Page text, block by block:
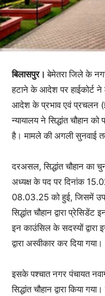
बिलासपुर।बेमेतरा जिले के
हटाने के आदेश पर हाईकोर्ट ने
आदेश के प्रभाव एवं प्रचलन
न्यायालय ने सिद्धांत चौहान
है। मामले की अगली सुनवाई
दरअसल, सिद्धांत चौहान का
अध्यक्ष के पद पर दिनांक
08.03.25 को हुई, जिसमें
सिद्धांत चौहान द्वारा
इन काउंसिल के सदस्यों द्वारा
द्वारा अस्वीकार कर दिया गया।
इसके पश्चात नगर पंचायत
सिद्धांत चौहान द्वारा किया